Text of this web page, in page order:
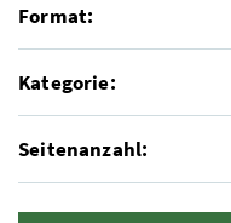
Format:
Kategorie:
Seitenanzahl: